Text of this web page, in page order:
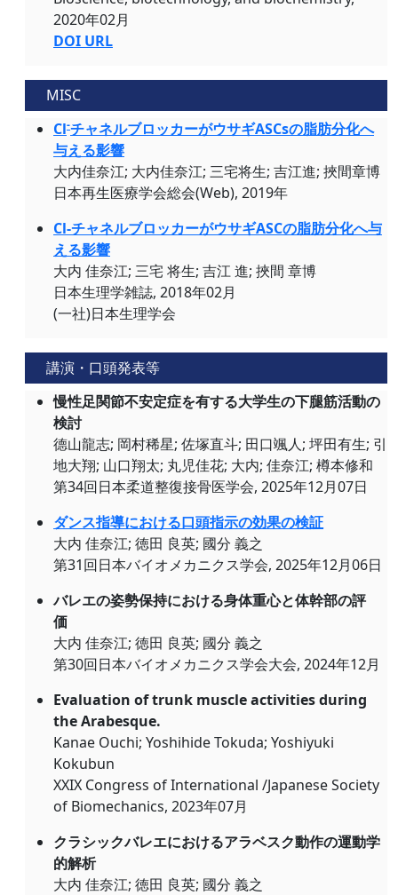
2020年02月
DOI URL
MISC
Cl-チャネルブロッカーがウサギASCsの脂肪分化へ
与える影響
大内佳奈江; 大内佳奈江; 三宅将生; 吉江進; 挾間章博
日本再生医療学会総会(Web), 2019年
Cl-チャネルブロッカーがウサギASCの脂肪分化へ与
える影響
大内 佳奈江; 三宅 将生; 吉江 進; 挾間 章博
日本生理学雑誌, 2018年02月
(一社)日本生理学会
講演・口頭発表等
慢性足関節不安定症を有する大学生の下腿筋活動の
検討
德山龍志; 岡村稀星; 佐塚直斗; 田口颯人; 坪田有生; 引
地大翔; 山口翔太; 丸児佳花; 大内; 佳奈江; 樽本修和
第34回日本柔道整復接骨医学会, 2025年12月07日
ダンス指導における口頭指示の効果の検証
大内 佳奈江; 徳田 良英; 國分 義之
第31回日本バイオメカニクス学会, 2025年12月06日
バレエの姿勢保持における身体重心と体幹部の評
価
大内 佳奈江; 徳田 良英; 國分 義之
第30回日本バイオメカニクス学会大会, 2024年12月
Evaluation of trunk muscle activities during
the Arabesque.
Kanae Ouchi; Yoshihide Tokuda; Yoshiyuki
Kokubun
XXIX Congress of International /Japanese Society
of Biomechanics, 2023年07月
クラシックバレエにおけるアラベスク動作の運動学
的解析
大内 佳奈江; 徳田 良英; 國分 義之